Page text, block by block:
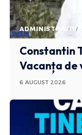
ADMINISTRATIV
Constantin
Vacanța de
6 AUGUST 2026